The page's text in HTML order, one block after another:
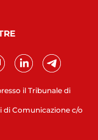
il Tribunale di
di Comunicazione c/o